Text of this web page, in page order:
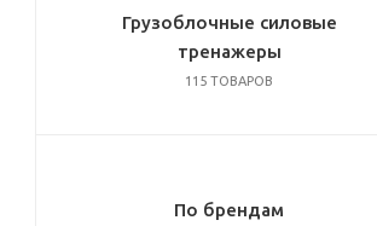
Грузоблочные силовые
тренажеры
115 ТОВАРОВ
По брендам